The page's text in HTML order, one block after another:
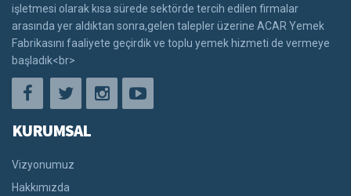
işletmesi olarak kısa sürede sektörde tercih edilen firmalar
arasında yer aldıktan sonra,gelen talepler üzerine ACAR Yemek
Fabrikasını faaliyete geçirdik ve toplu yemek hizmeti de vermeye
başladık<br>
KURUMSAL
Vizyonumuz
Hakkımızda